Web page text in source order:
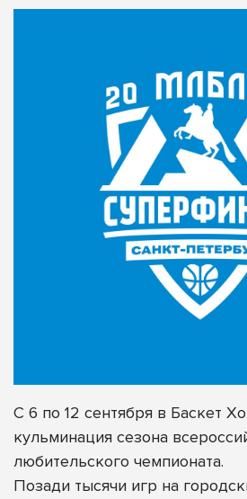
С 6 по 12 сентября в Баскет
кульминация сезона
любительского чемпионата.
Позади тысячи игр на